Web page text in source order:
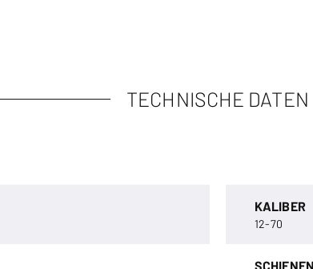
TECHNISCHE DATEN
KALIBER
12-70